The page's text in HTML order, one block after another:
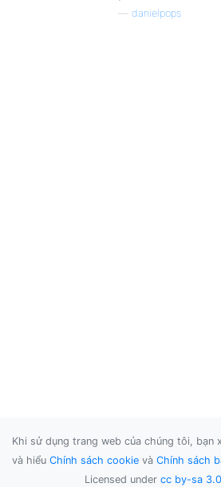
danielpops
Khi sử dụng trang web của chúng tôi, bạn
và hiểu Chính sách cookie và Chính sách
Licensed under cc by-sa 3.0